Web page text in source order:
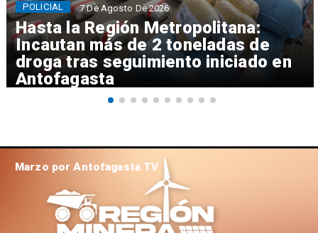
Hasta la Región Metropolitana:
Incautan más de 2 toneladas de
droga tras seguimiento iniciado en
Antofagasta
POLICIAL 7 De Agosto De 2026
Marzo por Antofagasta TV